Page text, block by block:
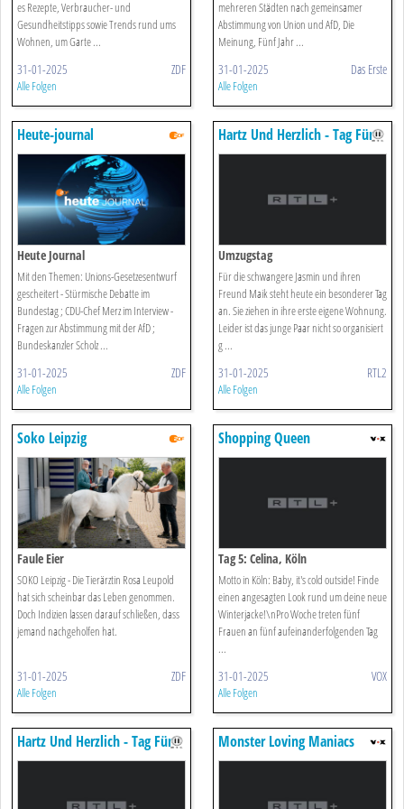
es Rezepte, Verbraucher- und
Gesundheitstipps sowie Trends rund ums
Wohnen, um Garte ...
31-01-2025 ZDF
Alle Folgen
mehreren Städten nach gemeinsamer
Abstimmung von Union und AfD, Die
Meinung, Fünf Jahr ...
31-01-2025 Das Erste
Alle Folgen
Heute-journal
Heute Journal
Mit den Themen: Unions-Gesetzesentwurf
gescheitert - Stürmische Debatte im
Bundestag ; CDU-Chef Merz im Interview -
Fragen zur Abstimmung mit der AfD ;
Bundeskanzler Scholz ...
31-01-2025 ZDF
Alle Folgen
Hartz Und Herzlich - Tag Für
Tag
Umzugstag
Für die schwangere Jasmin und ihren
Freund Maik steht heute ein besonderer Tag
an. Sie ziehen in ihre erste eigene Wohnung.
Leider ist das junge Paar nicht so organisiert
g ...
31-01-2025 RTL2
Alle Folgen
Soko Leipzig
Faule Eier
SOKO Leipzig - Die Tierärztin Rosa Leupold
hat sich scheinbar das Leben genommen.
Doch Indizien lassen darauf schließen, dass
jemand nachgeholfen hat.
31-01-2025 ZDF
Alle Folgen
Shopping Queen
Tag 5: Celina, Köln
Motto in Köln: Baby, it's cold outside! Finde
einen angesagten Look rund um deine neue
Winterjacke!\nPro Woche treten fünf
Frauen an fünf aufeinanderfolgenden Tag
...
31-01-2025 VOX
Alle Folgen
Hartz Und Herzlich - Tag Für
Tag
Monster Loving Maniacs